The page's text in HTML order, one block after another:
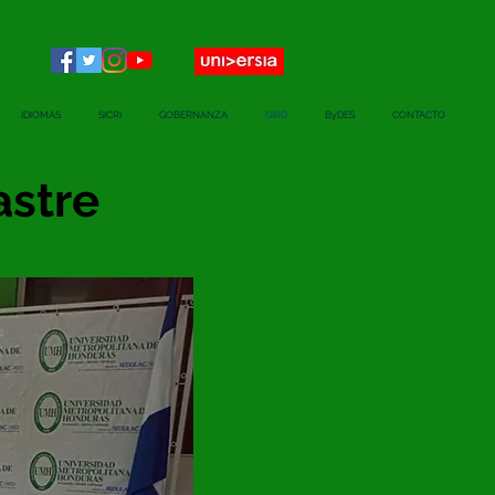
IDIOMAS SICRI GOBERNANZA GIRD ByDES CONTACTO